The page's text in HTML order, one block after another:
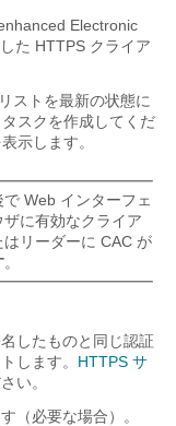
Electronic
た HTTPS クライア
ストを最新の状態に
スクを作成してくだ
示します。
Web インターフェ
に有効なクライア
リーダーに CAC が
。
したものと同じ認証
します。 HTTPS サ
い。
（必要な場合）。